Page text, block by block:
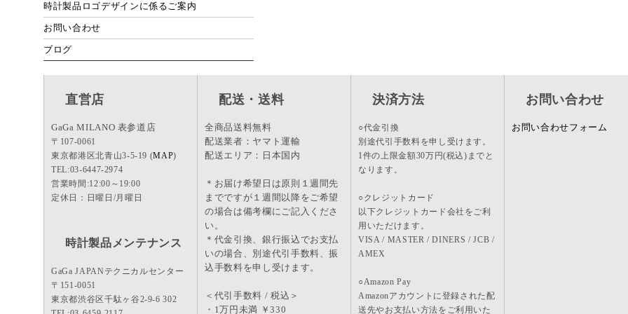
時計製品ロゴデザインに係るご案内
お問い合わせ
ブログ
直営店
GaGa MILANO 表参道店
〒107-0061
東京都港区北青山3-5-19 (MAP)
TEL:03-6447-2974
営業時間:12:00～19:00
定休日：日曜日/月曜日
時計製品メンテナンス
GaGa JAPANテクニカルセンター
〒151-0051
東京都渋谷区千駄ヶ谷2-9-6 302
配送・送料
全商品送料無料
配送業者：ヤマト運輸
配送エリア：日本国内
＊お届け希望日は原則１週間先
までですが１週間以降をご希望
の場合は備考欄にご記入くださ
い。
＊代金引換、銀行振込でお支払
いの場合、別途代引手数料、振
込手数料を申し受けます。
＜代引手数料 / 税込＞
・1万円未満 ￥330
決済方法
○代金引換
別途代引手数料を申し受けます。
1件の上限金額30万円(税込)までと
なります。
○クレジットカード
以下クレジットカード会社をご利
用いただけます。
VISA / MASTER / DINERS / JCB /
AMEX
○Amazon Pay
Amazonアカウントに登録された配
送先やお支払い方法をご利用いた
お問い合わせ
お問い合わせフォーム